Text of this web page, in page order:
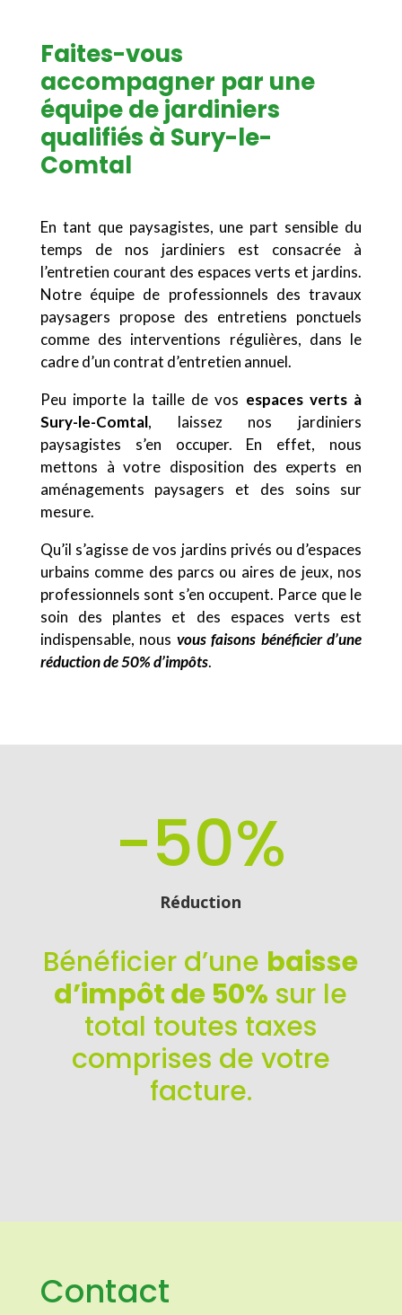
Faites-vous
accompagner par une
équipe de jardiniers
qualifiés à Sury-le-
Comtal
En tant que paysagistes, une part sensible du
temps de nos jardiniers est consacrée à
l’entretien courant des espaces verts et jardins.
Notre équipe de professionnels des travaux
paysagers propose des entretiens ponctuels
comme des interventions régulières, dans le
cadre d’un contrat d’entretien annuel.
Peu importe la taille de vos espaces verts à
Sury-le-Comtal, laissez nos jardiniers
paysagistes s’en occuper. En effet, nous
mettons à votre disposition des experts en
aménagements paysagers et des soins sur
mesure.
Qu’il s’agisse de vos jardins privés ou d’espaces
urbains comme des parcs ou aires de jeux, nos
professionnels sont s’en occupent. Parce que le
soin des plantes et des espaces verts est
indispensable, nous vous faisons bénéficier d’une
réduction de 50% d’impôts.
-50%
Réduction
Bénéficier d’une baisse
d’impôt de 50% sur le
total toutes taxes
comprises de votre
facture.
Contact